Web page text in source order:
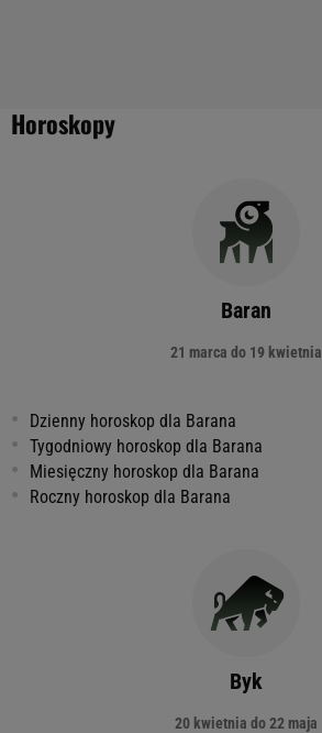
Horoskopy
Baran
21 marca do 19 kwietnia
Dzienny horoskop dla Barana
Tygodniowy horoskop dla Barana
Miesięczny horoskop dla Barana
Roczny horoskop dla Barana
Byk
20 kwietnia do 22 maja